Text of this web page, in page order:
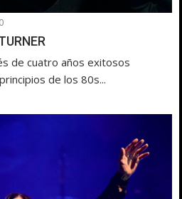
0
de cuatro años exitosos
de los 80s...